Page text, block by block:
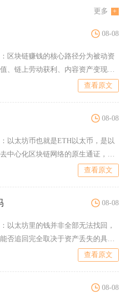
更多
08-08
区块链赚钱的核心路径分为被动资
、链上劳动获利、内容资产变现、
查看原文
08-08
以太坊币也就是ETH以太币，是以
中心化区块链网络的原生通证，核
查看原文
08-08
以太坊里的钱并非全部无法找回，
否追回完全取决于资产丢失的具体
查看原文
08-08